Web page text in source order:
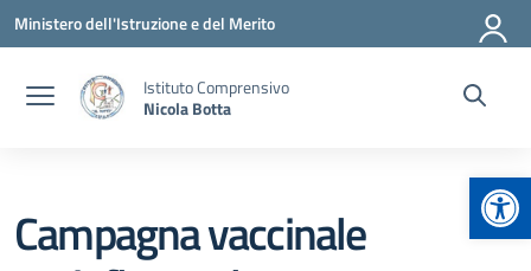
Vai ai contenuti
Vai al menu di navigazione
Vai al footer
Ministero dell'Istruzione e del Merito
Istituto Comprensivo
Nicola Botta
Campagna vaccinale